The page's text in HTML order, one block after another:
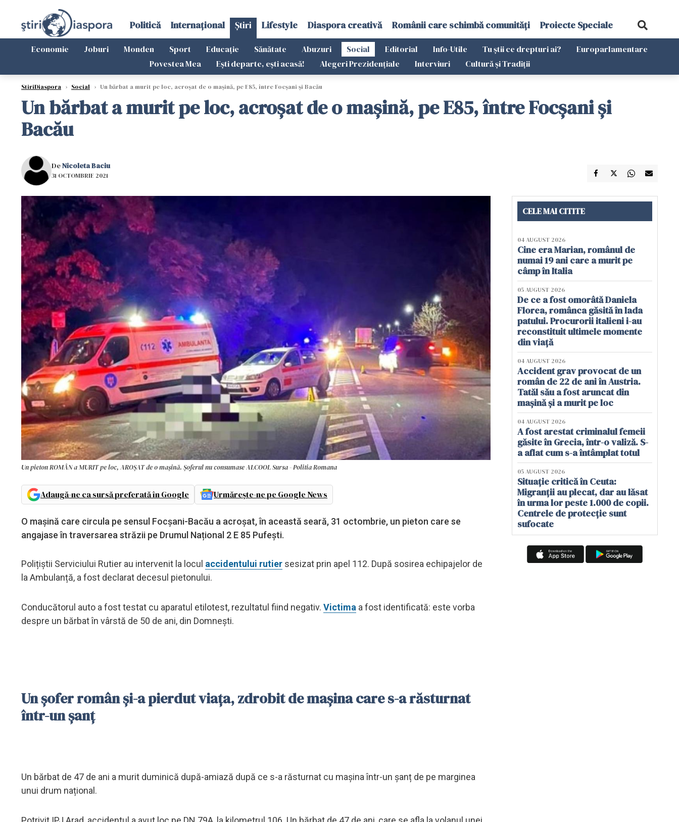
Politică Internațional Știri Lifestyle Diaspora creativă Românii care schimbă comunități Proiecte Speciale
Economie Joburi Monden Sport Educație Sănătate Abuzuri Social Editorial Info-Utile Tu știi ce drepturi ai?
Europarlamentare
Povestea Mea
Ești departe, ești acasă! Alegeri Prezidențiale Interviuri Cultură și Tradiții
StiriDiaspora › Social › Un bărbat a murit pe loc, acroșat de o mașină, pe E85, între Focșani și Bacău
Un bărbat a murit pe loc, acroșat de o mașină, pe E85, între Focșani și
Bacău
DeNicoleta Baciu
31 OCTOMBRIE 2021
Un pieton ROMÂN a MURIT pe loc, AROȘAT de o mașină. Șoferul nu consumase ALCOOL Sursa - Politia Romana
Adaugă-ne ca sursă preferată în Google Urmărește-ne pe Google News
O mașină care circula pe sensul Focșani-Bacău a acroșat, în această seară, 31 octombrie, un pieton care se
angajase în traversarea străzii pe Drumul Național 2 E 85 Pufești.
Polițiștii Serviciului Rutier au intervenit la locul accidentului rutier sesizat prin apel 112. După sosirea echipajelor de
la Ambulanță, a fost declarat decesul pietonului.
Conducătorul auto a fost testat cu aparatul etilotest, rezultatul fiind negativ. Victima a fost identificată: este vorba
despre un bărbat în vârstă de 50 de ani, din Domnești.
Un șofer român și-a pierdut viața, zdrobit de mașina care s-a răsturnat
într-un șanț
Un bărbat de 47 de ani a murit duminică după-amiază după ce s-a răsturnat cu mașina într-un șanț de pe marginea
unui drum național.
CELE MAI CITITE
04 AUGUST 2026
Cine era Marian, românul de
numai 19 ani care a murit pe
câmp în Italia
05 AUGUST 2026
De ce a fost omorâtă Daniela
Florea, românca găsită în lada
patului. Procurorii italieni i-au
reconstituit ultimele momente
din viață
04 AUGUST 2026
Accident grav provocat de un
român de 22 de ani în Austria.
Tatăl său a fost aruncat din
mașină și a murit pe loc
04 AUGUST 2026
A fost arestat criminalul femeii
găsite în Grecia, într-o valiză. S-
a aflat cum s-a întâmplat totul
05 AUGUST 2026
Situație critică în Ceuta:
Migranții au plecat, dar au lăsat
în urma lor peste 1.000 de copii.
Centrele de protecție sunt
sufocate